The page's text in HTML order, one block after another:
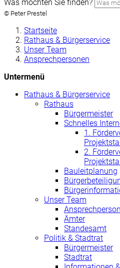
Was möchten Sie finden?
© Peter Prestel
Startseite
Rathaus & Bürgerservice
Unser Team
Ansprechpersonen
Untermenü
Rathaus & Bürgerservice
Rathaus
Bürgermeister
Schnelles
1.
2.
Bauleitplanung
Unser Team
Ämter
Standesamt
Politik & Stadtrat
Bürgermeister
Stadtrat